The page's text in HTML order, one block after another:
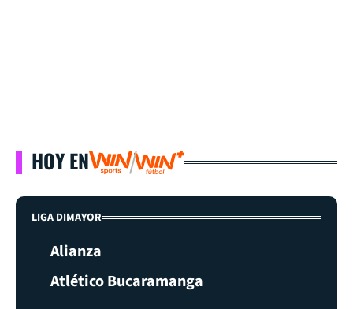
HOY EN
LIGA DIMAYOR
Alianza
Atlético Bucaramanga